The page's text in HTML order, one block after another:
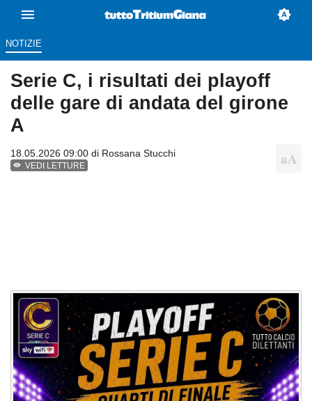
NOTIZIE
Serie C, i risultati dei playoff
delle gare di andata del girone
A
18.05.2026 09:00 di Rossana Stucchi
VEDI LETTURE